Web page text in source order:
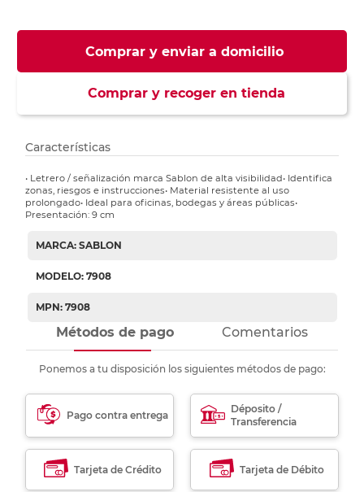
Comprar y enviar a domicilio
Comprar y recoger en tienda
Características
• Letrero / señalización marca Sablon de alta visibilidad• Identifica
zonas, riesgos e instrucciones• Material resistente al uso
prolongado• Ideal para oficinas, bodegas y áreas públicas•
Presentación: 9 cm
MARCA: SABLON
MODELO: 7908
MPN: 7908
Métodos de pago Comentarios
Ponemos a tu disposición los siguientes métodos de pago:
Pago contra entrega
Déposito /
Transferencia
Tarjeta de Crédito Tarjeta de Débito